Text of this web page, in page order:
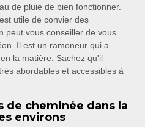
de pluie de bien fonctionner.
utile de convier des
peut vous conseiller de vous
Il est un ramoneur qui a
la matière. Sachez qu'il
abordables et accessibles à
de cheminée dans la
environs